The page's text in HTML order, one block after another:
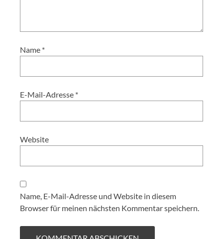
Name *
E-Mail-Adresse *
Website
Name, E-Mail-Adresse und Website in diesem
Browser für meinen nächsten Kommentar speichern.